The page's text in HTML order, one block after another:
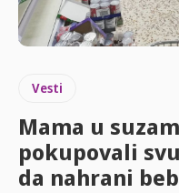
Vesti
Mama u
pokupovali
da nahrani